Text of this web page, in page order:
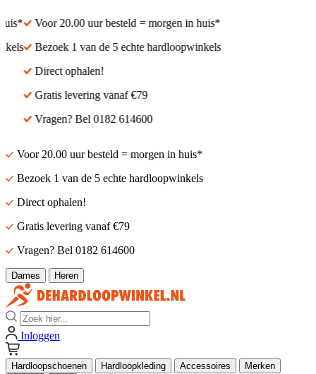
Voor 20.00 uur besteld = morgen in huis*
Bezoek 1 van de 5 echte hardloopwinkels
Direct ophalen!
Gratis levering vanaf €79
Vragen? Bel 0182 614600
Voor 20.00 uur besteld = morgen in huis*
Bezoek 1 van de 5 echte hardloopwinkels
Direct ophalen!
Gratis levering vanaf €79
Vragen? Bel 0182 614600
Dames Heren
Zoek
Inloggen
Hardloopschoenen Hardloopkleding Accessoires
Merken